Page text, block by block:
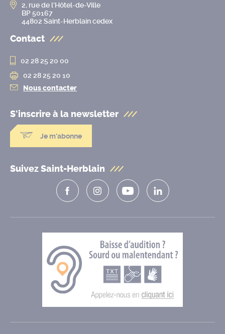
2, rue de l’Hôtel-de-Ville
BP 50167
44802 Saint-Herblain cedex
Contact
02 28 25 20 00
02 28 25 20 10
Nous contacter
S'inscrire à la newsletter
Je m'abonne
Suivez Saint-Herblain